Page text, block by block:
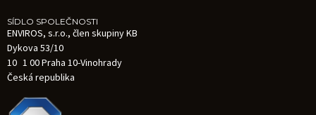
SÍDLO SPOLEČNOSTI
ENVIROS, s.r.o., člen skupiny KB
Dykova 53/10
10 1 00 Praha 10-Vinohrady
Česká republika